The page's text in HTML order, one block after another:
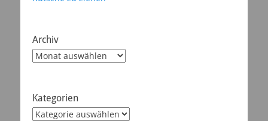
Archiv
Archiv
Kategorien
Kategorien